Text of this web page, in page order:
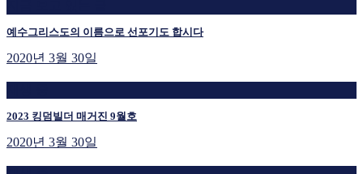
예수그리스도의 이름으로 선포기도 합시다
2020년 3월 30일
2023 킹덤빌더 매거진 9월호
2020년 3월 30일